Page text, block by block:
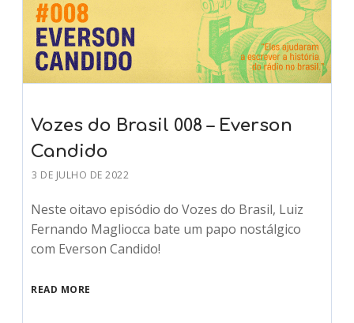
Vozes do Brasil 008 – Everson
Candido
3 DE JULHO DE 2022
Neste oitavo episódio do Vozes do Brasil, Luiz
Fernando Magliocca bate um papo nostálgico
com Everson Candido!
READ MORE